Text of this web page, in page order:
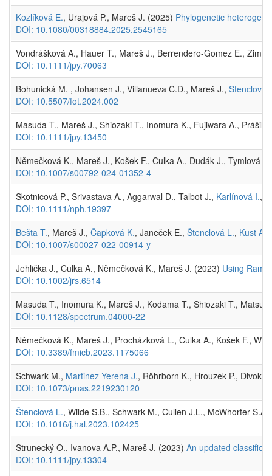
Kozlíková E., Urajová P., Mareš J. (2025) Phylogenetic
DOI: 10.1080/00318884.2025.2545165
Vondrášková A., Hauer T., Mareš J., Berrendero-Gomez E.,
DOI: 10.1111/jpy.70063
Bohunická M. , Johansen J., Villanueva C.D., Mareš J., Štenclová
DOI: 10.5507/fot.2024.002
Masuda T., Mareš J., Shiozaki T., Inomura K., Fujiwara A., Prášil
DOI: 10.1111/jpy.13450
Němečková K., Mareš J., Košek F., Culka A., Dudák J., Tymlová
DOI: 10.1007/s00792-024-01352-4
Skotnicová P., Srivastava A., Aggarwal D., Talbot J., Karlínová I.,
DOI: 10.1111/nph.19397
Bešta T., Mareš J., Čapková K., Janeček E., Štenclová L., Kust A.
DOI: 10.1007/s00027-022-00914-y
Jehlička J., Culka A., Němečková K., Mareš J. (2023) Using
DOI: 10.1002/jrs.6514
Masuda T., Inomura K., Mareš J., Kodama T., Shiozaki T.,
DOI: 10.1128/spectrum.04000-22
Němečková K., Mareš J., Procházková L., Culka A., Košek F.,
DOI: 10.3389/fmicb.2023.1175066
Schwark M., Martinez Yerena J., Röhrborn K., Hrouzek P., Divoká
DOI: 10.1073/pnas.2219230120
Štenclová L., Wilde S.B., Schwark M., Cullen J.L., McWhorter
DOI: 10.1016/j.hal.2023.102425
Strunecký O., Ivanova A.P., Mareš J. (2023) An updated
DOI: 10.1111/jpy.13304